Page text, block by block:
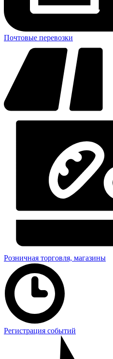
Почтовые перевозки
Розничная торговля, магазины
Регистрация событий